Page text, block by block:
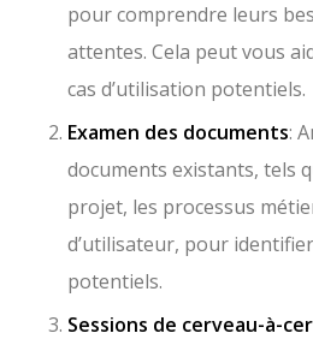
pour comprendre leurs
attentes. Cela peut vous
cas d’utilisation potentiels.
Examen des documents:
documents existants, tels
projet, les processus
d’utilisateur, pour
potentiels.
Sessions de cerveau-à-